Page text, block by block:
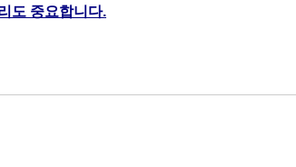
도 중요합니다.